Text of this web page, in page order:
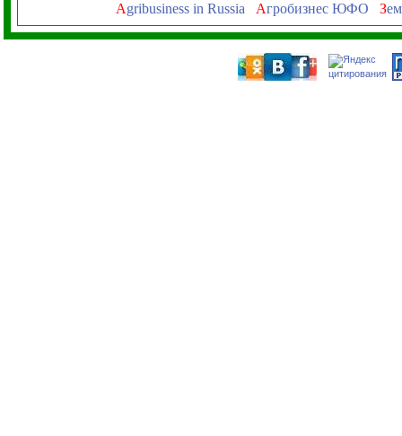
Agribusiness in Russia Агробизнес ЮФО З